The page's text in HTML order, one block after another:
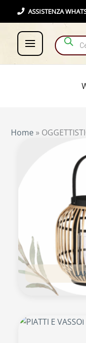
contenuto
ASSISTENZA
Home »